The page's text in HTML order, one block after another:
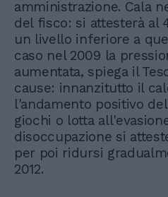
amministrazione. Cala
del fisco: si attesterà al
un livello inferiore a
caso nel 2009 la
aumentata, spiega il
cause: innanzitutto il
l'andamento positivo
giochi o lotta
disoccupazione si
per poi ridursi
2012.